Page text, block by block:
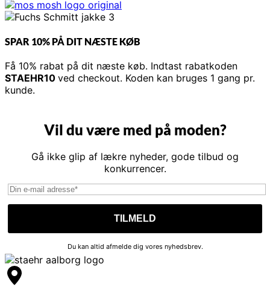
SPAR 10% PÅ DIT NÆSTE KØB
Få 10% rabat på dit næste køb. Indtast rabatkoden
STAEHR10 ved checkout. Koden kan bruges 1 gang pr.
kunde.
Vil du være med på moden?
Gå ikke glip af lækre nyheder, gode tilbud og
konkurrencer.
Du kan altid afmelde dig vores nyhedsbrev.